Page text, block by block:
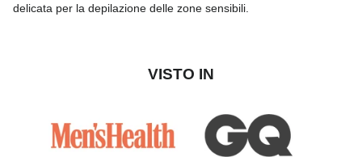
delicata per la depilazione delle zone sensibili.
VISTO IN